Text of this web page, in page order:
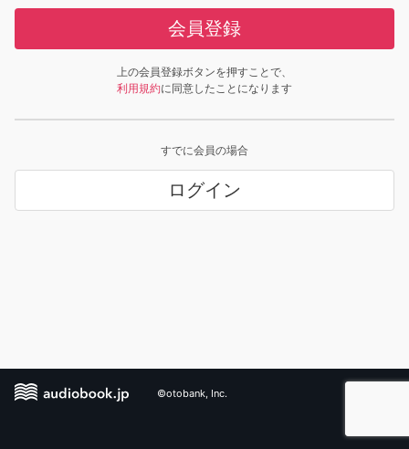
会員登録
上の会員登録ボタンを押すことで、
利用規約に同意したことになります
すでに会員の場合
ログイン
©otobank, Inc.